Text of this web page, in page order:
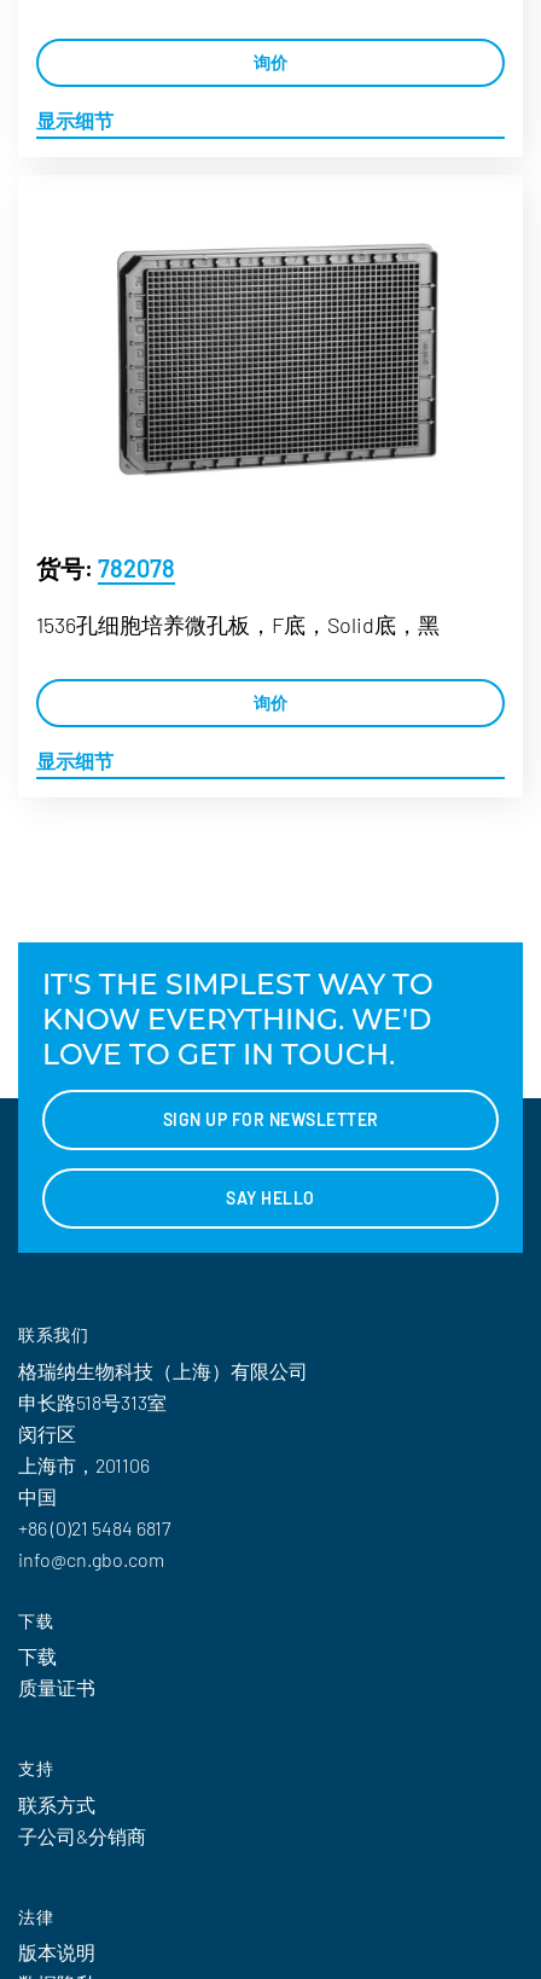
询价
显示细节
货号: 782078
1536孔细胞培养微孔板，F底，Solid底，黑
询价
显示细节
IT'S THE SIMPLEST WAY TO
KNOW EVERYTHING. WE'D
LOVE TO GET IN TOUCH.
SIGN UP FOR NEWSLETTER
SAY HELLO
联系我们
格瑞纳生物科技（上海）有限公司
申长路518号313室
闵行区
上海市，201106
中国
+86 (0)21 5484 6817
info@cn.gbo.com
下载
下载
质量证书
支持
联系方式
子公司&分销商
法律
版本说明